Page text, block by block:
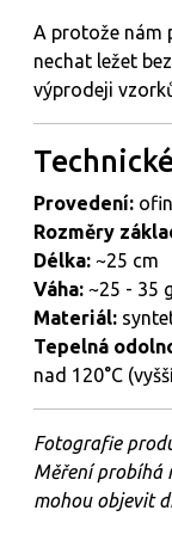
A protože nám
nechat ležet
výprodeji
Provedení:
Rozměry
Délka: ~25 cm
Váha: ~25 - 35 g
Materiál:
Tepelná
nad 120°C
Fotografie
Měření probíhá
mohou objevit